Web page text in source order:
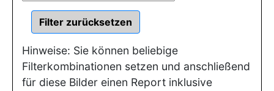
Hinweise: Sie können beliebige
Filterkombinationen setzen und anschließend
für diese Bilder einen Report inklusive